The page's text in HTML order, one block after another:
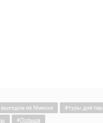
выездом из Минска
туры для пар
Польша